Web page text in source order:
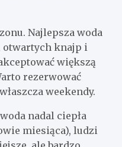
Najlepsza woda
otwartych knajp i
większą
rezerwować
weekendy.
nadal ciepła
miesiąca), ludzi